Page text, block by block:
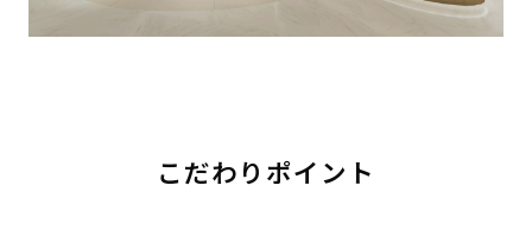
こだわりポイント